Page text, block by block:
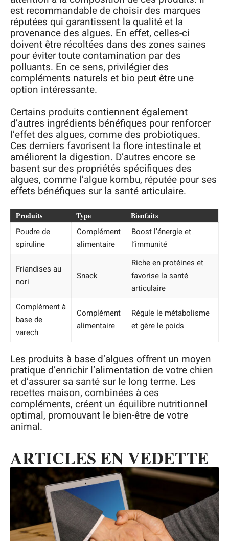
est recommandable de choisir des marques
réputées qui garantissent la qualité et la
provenance des algues. En effet, celles-ci
doivent être récoltées dans des zones saines
pour éviter toute contamination par des
polluants. En ce sens, privilégier des
compléments naturels et bio peut être une
option intéressante.
Certains produits contiennent également
d’autres ingrédients bénéfiques pour renforcer
l’effet des algues, comme des probiotiques.
Ces derniers favorisent la flore intestinale et
améliorent la digestion. D’autres encore se
basent sur des propriétés spécifiques des
algues, comme l’algue kombu, réputée pour ses
effets bénéfiques sur la santé articulaire.
Produits Type Bienfaits
Poudre de
spiruline
Complément
alimentaire
Boost l’énergie et
l’immunité
Friandises au
nori
Snack
Riche en protéines et
favorise la santé
articulaire
Complément à
base de
varech
Complément
alimentaire
Régule le métabolisme
et gère le poids
Les produits à base d’algues offrent un moyen
pratique d’enrichir l’alimentation de votre chien
et d’assurer sa santé sur le long terme. Les
recettes maison, combinées à ces
compléments, créent un équilibre nutritionnel
optimal, promouvant le bien-être de votre
animal.
ARTICLES EN VEDETTE